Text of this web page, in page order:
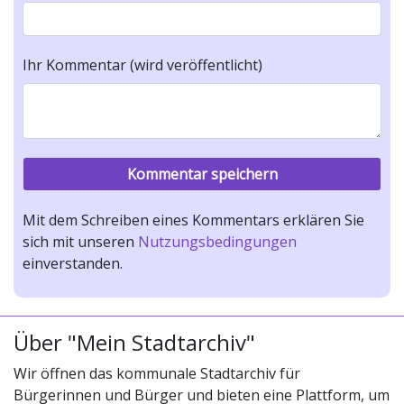
Ihr Kommentar (wird veröffentlicht)
Mit dem Schreiben eines Kommentars erklären Sie
sich mit unseren Nutzungsbedingungen
einverstanden.
Über "Mein Stadtarchiv"
Wir öffnen das kommunale Stadtarchiv für
Bürgerinnen und Bürger und bieten eine Plattform, um